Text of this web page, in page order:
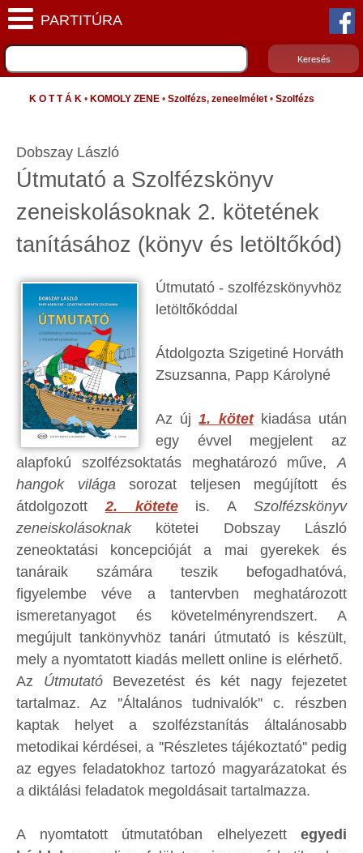
K O T T Á K • KOMOLY ZENE • Szolfézs, zeneelmélet • Szolfézs
Dobszay László
Útmutató a Szolfézskönyv
zeneiskolásoknak 2. kötetének
tanításához (könyv és letöltőkód)
Útmutató - szolfézskönyvhöz
letöltőkóddal
Átdolgozta Szigetiné Horváth
Zsuzsanna, Papp Károlyné
Az új1. kötetkiadása után
egy évvel megjelent az
alapfokú szolfézsoktatás meghatározó műve,A
hangok világasorozat teljesen megújított és
átdolgozott2. köteteis. ASzolfézskönyv
zeneiskolásoknakkötetei Dobszay László
zeneoktatási koncepcióját a mai gyerekek és
tanáraik számára teszik befogadhatóvá,
figyelembe véve a tantervben meghatározott
ismeretanyagot és követelményrendszert. A
megújult tankönyvhöz tanári útmutató is készült,
mely a nyomtatott kiadás mellett online is elérhető.
Az ÚtmutatóBevezetést és két nagy fejezetet
tartalmaz. Az ''Általános tudnivalók'' c. részben
kaptak helyet a szolfézstanítás általánosabb
metodikai kérdései, a ''Részletes tájékoztató'' pedig
az egyes feladatokhoz tartozó magyarázatokat és
a diktálási feladatok megoldásait tartalmazza.
A nyomtatott útmutatóban elhelyezett egyedi